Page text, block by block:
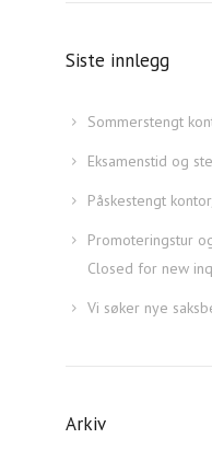
Siste innlegg
Sommerstengt
Eksamenstid og
Påskestengt
Promoteringstur
Closed for new
Vi søker nye
Arkiv